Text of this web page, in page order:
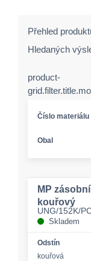
Přehled
Hledaných
product-
Číslo materiálu
Obal
MP
kouřový
UNG/152K/
Skladem
Odstín
kouřová